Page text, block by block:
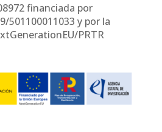
financiada por
501100011033 y por la
PRTR